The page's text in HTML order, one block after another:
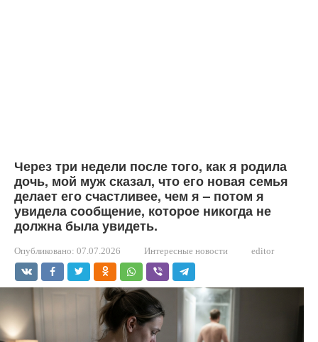
Через три недели после того, как я родила
дочь, мой муж сказал, что его новая семья
делает его счастливее, чем я – потом я
увидела сообщение, которое никогда не
должна была увидеть.
Опубликовано: 07.07.2026 Интересные новости editor